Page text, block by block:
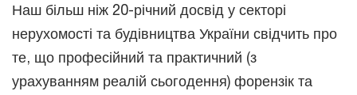
Наш більш ніж 20-річний досвід у секторі
нерухомості та будівництва України свідчить про
те, що професійний та практичний (з
урахуванням реалій сьогодення) форензік та